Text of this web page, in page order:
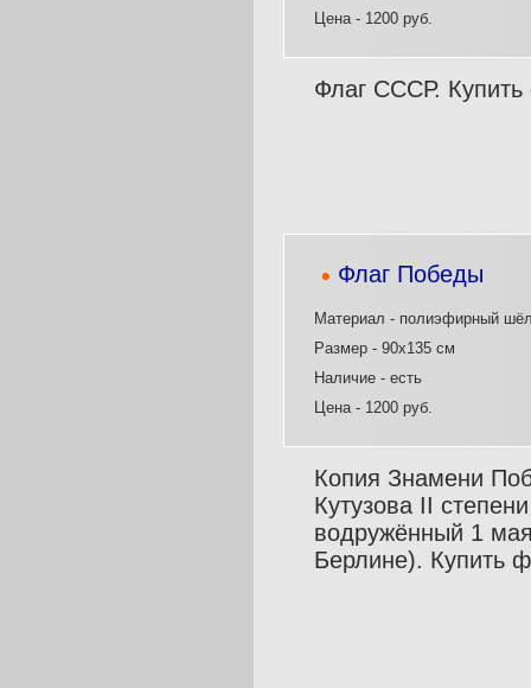
Цена - 1200 руб.
Флаг СССР.
Флаг Победы
Материал - полиэфирный
Размер - 90х135 см
Наличие - есть
Цена - 1200 руб.
Копия Знамени
Кутузова II
водружённый 1
Берлине). Купить